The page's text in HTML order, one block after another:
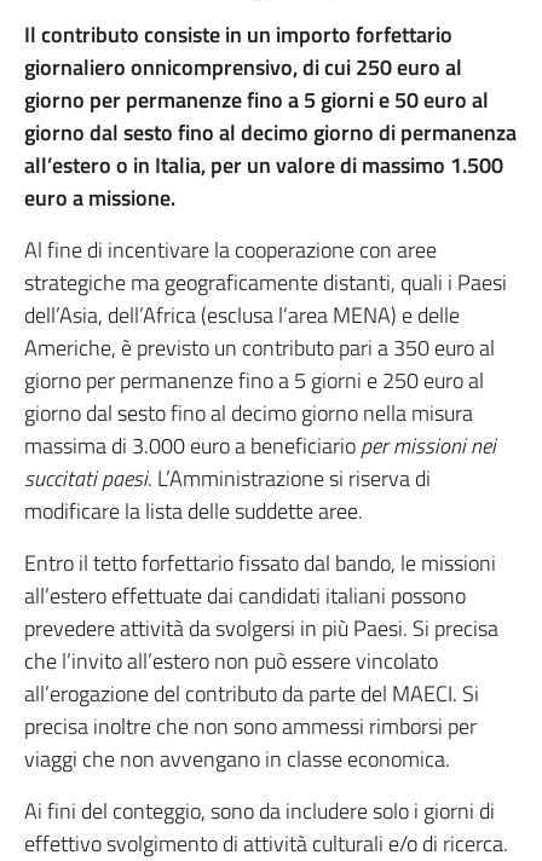
Il contributo consiste in un importo forfettario
giornaliero onnicomprensivo, di cui 250 euro al
giorno per permanenze fino a 5 giorni e 50 euro al
giorno dal sesto fino al decimo giorno di permanenza
all’estero o in Italia, per un valore di massimo 1.500
euro a missione.
Al fine di incentivare la cooperazione con aree
strategiche ma geograficamente distanti, quali i Paesi
dell’Asia, dell’Africa (esclusa l’area MENA) e delle
Americhe, è previsto un contributo pari a 350 euro al
giorno per permanenze fino a 5 giorni e 250 euro al
giorno dal sesto fino al decimo giorno nella misura
massima di 3.000 euro a beneficiarioper missioni nei
succitati paesi. L’Amministrazione si riserva di
modificare la lista delle suddette aree.
Entro il tetto forfettario fissato dal bando, le missioni
all’estero effettuate dai candidati italiani possono
prevedere attività da svolgersi in più Paesi. Si precisa
che l’invito all’estero non può essere vincolato
all’erogazione del contributo da parte del MAECI. Si
precisa inoltre che non sono ammessi rimborsi per
viaggi che non avvengano in classe economica.
Ai fini del conteggio, sono da includere solo i giorni di
effettivo svolgimento di attività culturali e/o di ricerca.